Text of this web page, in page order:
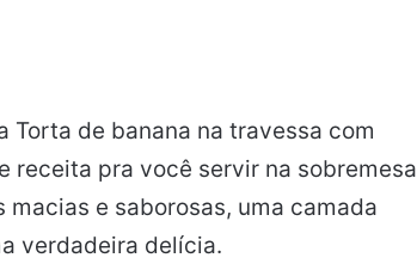
Torta de banana na travessa com
receita pra você servir na sobremesa
e saborosas, uma camada
verdadeira delícia.